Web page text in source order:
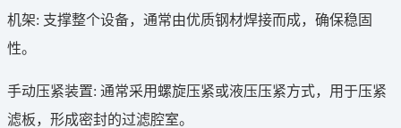
机架: 支撑整个设备，通常由优质钢材焊接而成，确保稳固
性。
手动压紧装置: 通常采用螺旋压紧或液压压紧方式，用于压紧
滤板，形成密封的过滤腔室。